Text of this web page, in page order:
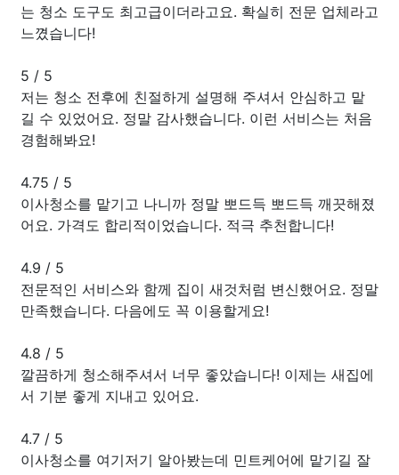
는 청소 도구도 최고급이더라고요. 확실히 전문 업체라고
느꼈습니다!
5 / 5
저는 청소 전후에 친절하게 설명해 주셔서 안심하고 맡
길 수 있었어요. 정말 감사했습니다. 이런 서비스는 처음
경험해봐요!
4.75 / 5
이사청소를 맡기고 나니까 정말 뽀드득 뽀드득 깨끗해졌
어요. 가격도 합리적이었습니다. 적극 추천합니다!
4.9 / 5
전문적인 서비스와 함께 집이 새것처럼 변신했어요. 정말
만족했습니다. 다음에도 꼭 이용할게요!
4.8 / 5
깔끔하게 청소해주셔서 너무 좋았습니다! 이제는 새집에
서 기분 좋게 지내고 있어요.
4.7 / 5
이사청소를 여기저기 알아봤는데 민트케어에 맡기길 잘